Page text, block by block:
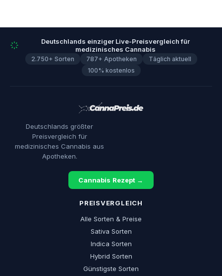
Deutschlands einziger Live-Preisvergleich für
medizinisches Cannabis
2.750+ Sorten 787+ Apotheken
Täglich aktuell
100% kostenlos
Deutschlands größter
Preisvergleich für
medizinisches Cannabis aus
Apotheken.
Cannabis Rezept →
PREISVERGLEICH
Alle Sorten & Preise
Sativa Sorten
Indica Sorten
Hybrid Sorten
Günstigste Sorten